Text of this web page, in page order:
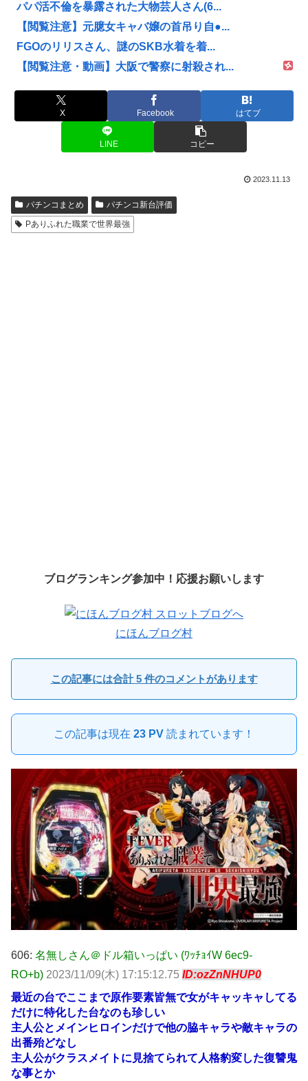
パパ活不倫を暴露された大物芸人さん(6...
【閲覧注意】元臆女キャバ嬢の首吊り自●...
FGOのリリスさん、謎のSKB水着を着...
【閲覧注意・動画】大阪で警察に射殺され...
X Facebook はてブ
LINE コピー
2023.11.13
パチンコまとめ
パチンコ新台評価
Pありふれた職業で世界最強
ブログランキング参加中！応援お願いします
にほんブログ村
この記事には合計 5 件のコメントがあります
この記事は現在 23 PV 読まれています！
606: 名無しさん＠ドル箱いっぱい (ﾜｯﾁｮｲW 6ec9-
RO+b) 2023/11/09(木) 17:15:12.75 ID:ozZnNHUP0
最近の台でここまで原作要素皆無で女がキャッキャしてる
だけに特化した台なのも珍しい
主人公とメインヒロインだけで他の脇キャラや敵キャラの
出番殆どなし
主人公がクラスメイトに見捨てられて人格豹変した復讐鬼
な事とか